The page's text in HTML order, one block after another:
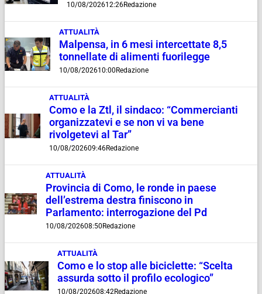
10/08/202612:26Redazione
ATTUALITÀ
Malpensa, in 6 mesi intercettate 8,5
tonnellate di alimenti fuorilegge
10/08/202610:00 Redazione
ATTUALITÀ
Como e la Ztl, il sindaco: “Commercianti
organizzatevi e se non vi va bene
rivolgetevi al Tar”
10/08/202609:46Redazione
ATTUALITÀ
Provincia di Como, le ronde in paese
dell’estrema destra finiscono in
Parlamento: interrogazione del Pd
10/08/202608:50 Redazione
ATTUALITÀ
Como e lo stop alle biciclette: “Scelta
assurda sotto il profilo ecologico”
10/08/202608:42Redazione